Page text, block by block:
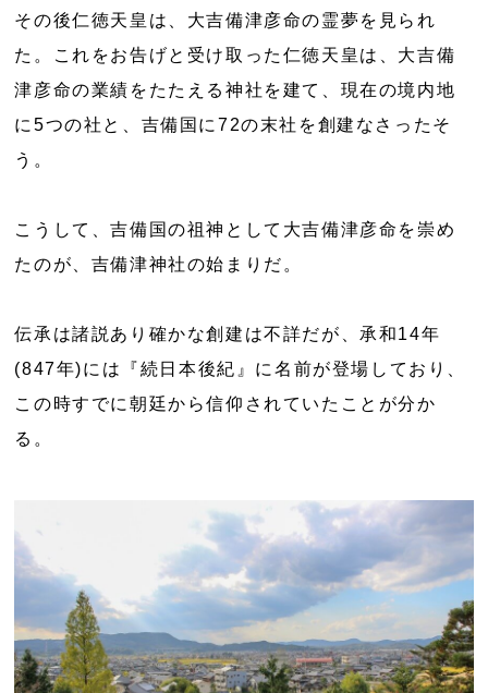
その後仁徳天皇は、大吉備津彦命の霊夢を見られ
た。これをお告げと受け取った仁徳天皇は、大吉備
津彦命の業績をたたえる神社を建て、現在の境内地
に5つの社と、吉備国に72の末社を創建なさったそ
う。
こうして、吉備国の祖神として大吉備津彦命を崇め
たのが、吉備津神社の始まりだ。
伝承は諸説あり確かな創建は不詳だが、承和14年
(847年)には『続日本後紀』に名前が登場しており、
この時すでに朝廷から信仰されていたことが分か
る。